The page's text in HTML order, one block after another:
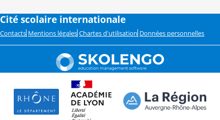
Cité scolaire internationale
Contacts Mentions légales Chartes d'utilisation Données personnelles